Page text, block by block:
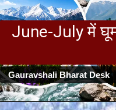
Gauravshali Bharat Desk
June-July में